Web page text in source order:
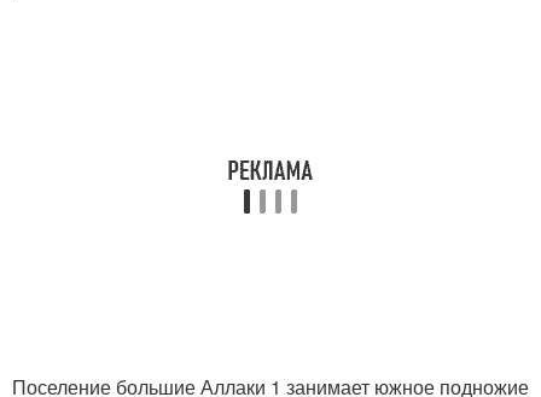
Поселение большие Аллаки 1 занимает южное подножие